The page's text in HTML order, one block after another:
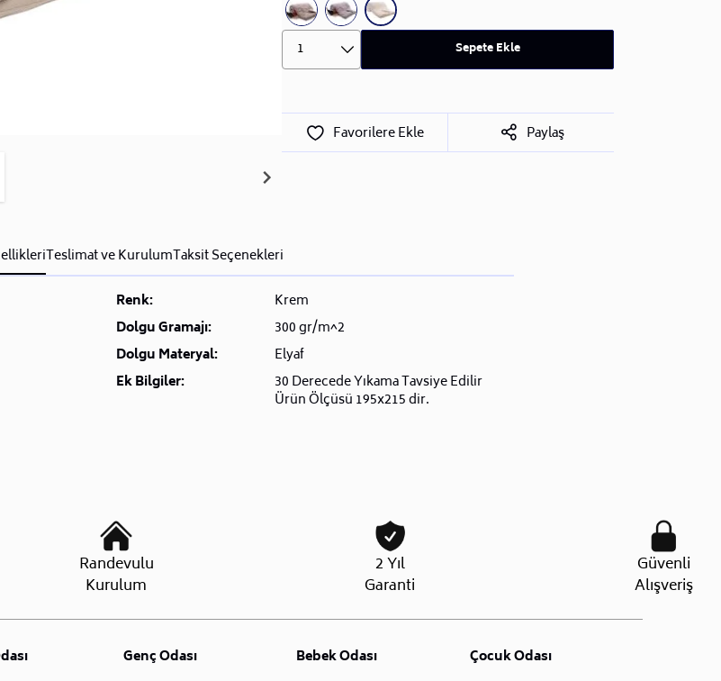
1 Sepete Ekle
Favorilere Ekle Paylaş
Teslimat ve KurulumTaksit Seçenekleri
Renk:
Krem
Dolgu Gramajı:
300 gr/m^2
Dolgu Materyal:
Elyaf
Ek Bilgiler:
30 Derecede Yıkama Tavsiye Edilir
Ürün Ölçüsü 195x215 dir.
Randevulu
Kurulum
2 Yıl
Garanti
Güvenli
Alışveriş
Genç Odası
Bebek Odası
Çocuk Odası